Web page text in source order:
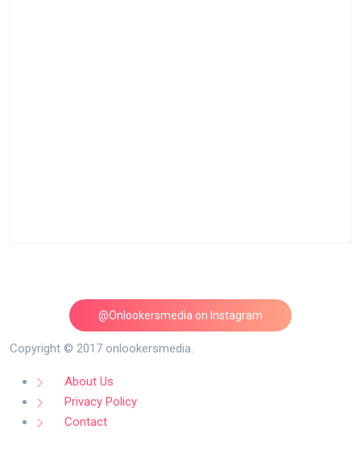
@Onlookersmedia on Instagram
Follow on Instagram
Copyright © 2017 onlookersmedia.
About Us
Privacy Policy
Contact